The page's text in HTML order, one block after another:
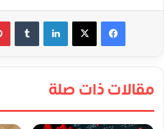
لينكدإن
مقالات ذات صلة